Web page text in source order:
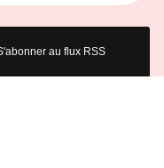
au flux RSS